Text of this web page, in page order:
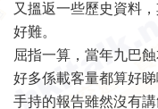
又搵返一些歷史資料
好難。
屈指一算，當年九巴
好多係載客量都算好睇
手持的報告雖然沒有